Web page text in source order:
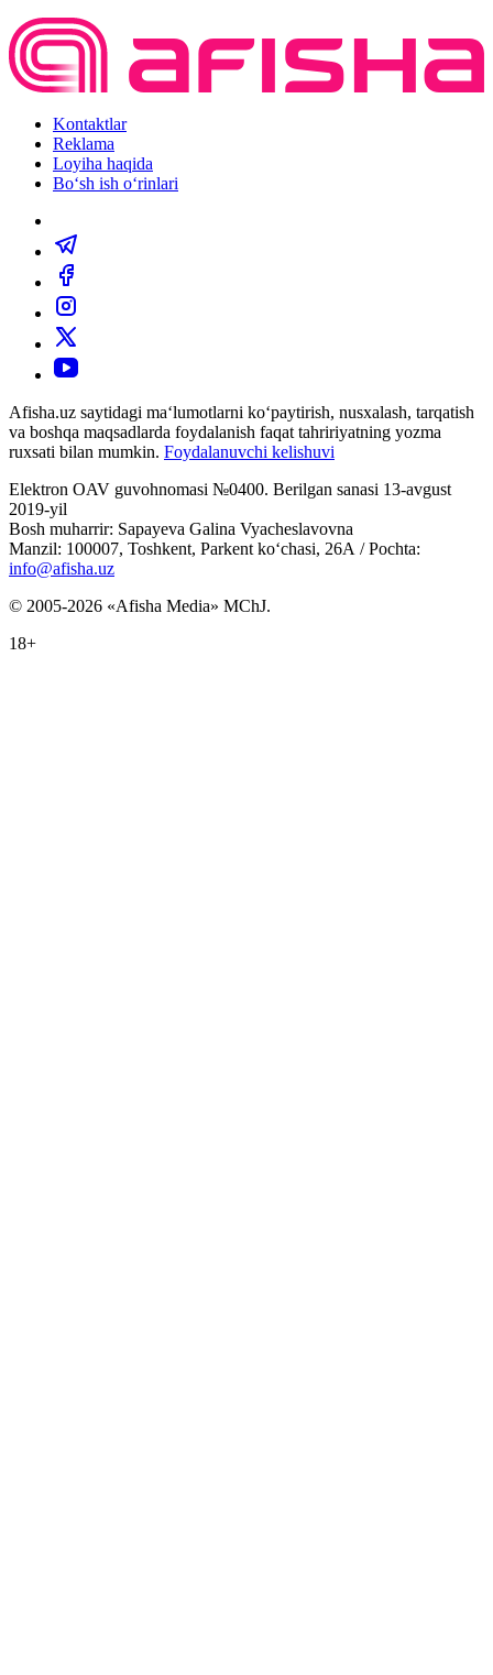
Kontaktlar
Reklama
Loyiha haqida
Bo‘sh ish o‘rinlari
Afisha.uz saytidagi ma‘lumotlarni ko‘paytirish, nusxalash, tarqatish
va boshqa maqsadlarda foydalanish faqat tahririyatning yozma
ruxsati bilan mumkin. Foydalanuvchi kelishuvi
Elektron OAV guvohnomasi №0400. Berilgan sanasi 13-avgust
2019-yil
Bosh muharrir: Sapayeva Galina Vyacheslavovna
Manzil: 100007, Toshkent, Parkent ko‘chasi, 26А / Pochta:
info@afisha.uz
© 2005-2026 «Afisha Media» MChJ.
18+